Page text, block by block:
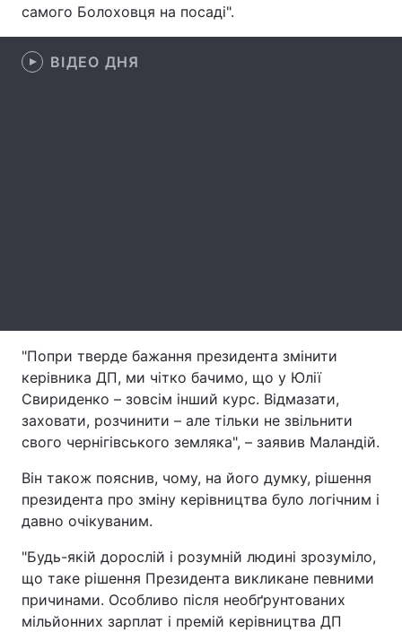
Цікавинки Погода
Екологія
Тема оформлення
самого Болоховця на посаді".
ВІДЕО ДНЯ
"Попри тверде бажання президента змінити
керівника ДП, ми чітко бачимо, що у Юлії
Свириденко – зовсім інший курс. Відмазати,
заховати, розчинити – але тільки не звільнити
свого чернігівського земляка", – заявив Маландій.
Він також пояснив, чому, на його думку, рішення
президента про зміну керівництва було логічним і
давно очікуваним.
"Будь-якій дорослій і розумній людині зрозуміло,
що таке рішення Президента викликане певними
причинами. Особливо після необґрунтованих
мільйонних зарплат і премій керівництва ДП